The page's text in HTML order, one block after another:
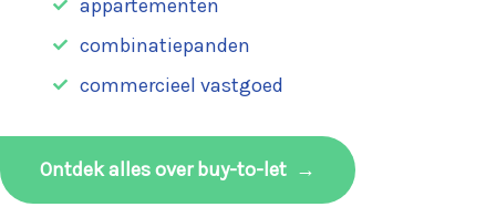
appartementen
combinatiepanden
commercieel vastgoed
Ontdek alles over buy-to-let →